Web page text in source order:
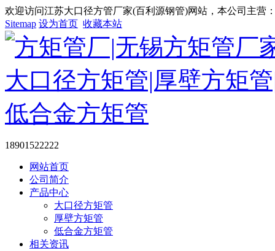
欢迎访问江苏大口径方管厂家(百利源钢管)网站，本公司主营
Sitemap 设为首页 收藏本站
18901522222
网站首页
公司简介
产品中心
大口径方矩管
厚壁方矩管
低合金方矩管
相关资讯